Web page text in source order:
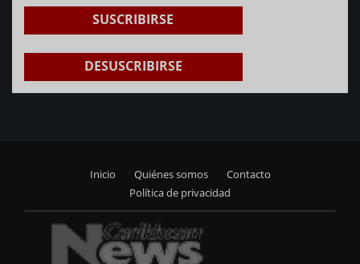
SUSCRIBIRSE
DESUSCRIBIRSE
menu
Inicio Quiénes somos
Contacto
Política de privacidad